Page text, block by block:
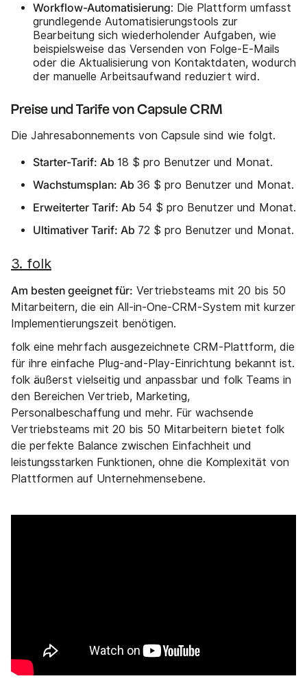
Workflow-Automatisierung: Die Plattform umfasst
grundlegende Automatisierungstools zur
Bearbeitung sich wiederholender Aufgaben, wie
beispielsweise das Versenden von Folge-E-Mails
oder die Aktualisierung von Kontaktdaten, wodurch
der manuelle Arbeitsaufwand reduziert wird.
Preise und Tarife von Capsule CRM
Die Jahresabonnements von Capsule sind wie folgt.
Starter-Tarif: Ab 18 $ pro Benutzer und Monat.
Wachstumsplan: Ab 36 $ pro Benutzer und Monat.
Erweiterter Tarif: Ab 54 $ pro Benutzer und Monat.
Ultimativer Tarif: Ab 72 $ pro Benutzer und Monat.
3. folk
Am besten geeignet für: Vertriebsteams mit 20 bis 50
Mitarbeitern, die ein All-in-One-CRM-System mit kurzer
Implementierungszeit benötigen.
folk eine mehrfach ausgezeichnete CRM-Plattform, die
für ihre einfache Plug-and-Play-Einrichtung bekannt ist.
folk äußerst vielseitig und anpassbar und folk Teams in
den Bereichen Vertrieb, Marketing,
Personalbeschaffung und mehr. Für wachsende
Vertriebsteams mit 20 bis 50 Mitarbeitern bietet folk
die perfekte Balance zwischen Einfachheit und
leistungsstarken Funktionen, ohne die Komplexität von
Plattformen auf Unternehmensebene.